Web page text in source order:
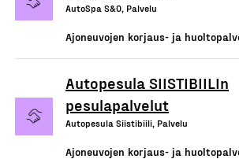
AutoSpa S&O, Palvelu
Ajoneuvojen korjaus- ja
Autopesula SIISTIBIILIn
pesulapalvelut
Autopesula Siistibiili, Palvelu
Ajoneuvojen korjaus- ja